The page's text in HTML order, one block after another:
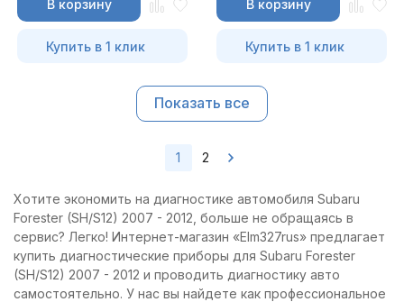
В корзину
Купить в 1 клик
В корзину
Купить в 1 клик
Показать все
1 2
Хотите экономить на диагностике автомобиля Subaru
Forester (SH/S12) 2007 - 2012, больше не обращаясь в
сервис? Легко! Интернет-магазин «Elm327rus» предлагает
купить диагностические приборы для Subaru Forester
(SH/S12) 2007 - 2012 и проводить диагностику авто
самостоятельно. У нас вы найдете как профессиональное